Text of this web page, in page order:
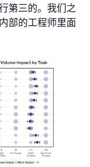
第三的。我们之
部的工程师里面